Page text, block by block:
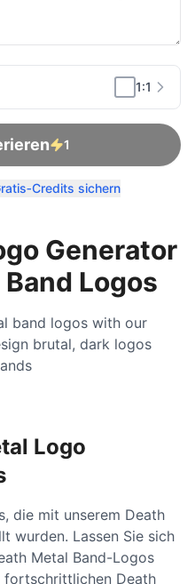
1:1
1
sichern
Generator
Band Logos
band logos with our
brutal, dark logos
Logo
die mit unserem Death
wurden. Lassen Sie sich
Metal Band-Logos
fortschrittlichen Death